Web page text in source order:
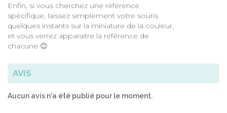
Enfin, si vous cherchez une référence
spécifique, laissez simplement votre souris
quelques instants sur la miniature de la couleur,
et vous verrez apparaitre la référence de
chacune 😊
AVIS
Aucun avis n'a été publié pour le moment.